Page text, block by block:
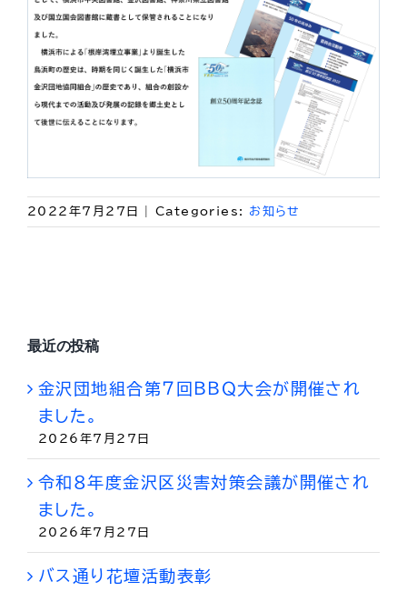
2022年7月27日 Categories: お知らせ
最近の投稿
金沢団地組合第７回ＢＢＱ大会が開催され
ました。
2026年7月27日
令和８年度金沢区災害対策会議が開催され
ました。
2026年7月27日
バス通り花壇活動表彰